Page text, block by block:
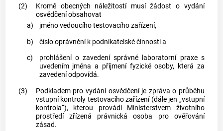
(2)
Kromě obecných náležitostí musí žádost o vydání
osvědčení obsahovat
a)
jméno vedoucího testovacího zařízení,
b)
číslo oprávnění k podnikatelské činnosti a
c)
prohlášení o zavedenísprávné laboratorní praxes
uvedením jména a příjmení fyzické osoby, která za
zavedení odpovídá.
(3)
Podkladem pro vydání osvědčení je zpráva o průběhu
vstupní kontroly testovacího zařízení (dále jen „vstupní
kontrola“), kterou provádí Ministerstvem životního
prostředí zřízená právnická osoba pro ověřování
zásad.